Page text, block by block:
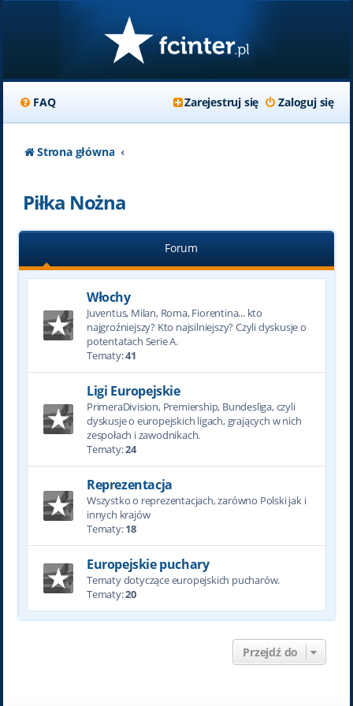
FAQ Zaloguj się
Zarejestruj się
Strona główna
Piłka Nożna
Forum
Włochy
Juventus, Milan, Roma, Fiorentina... kto
najgroźniejszy? Kto najsilniejszy? Czyli dyskusje o
potentatach Serie A.
Tematy:41
Ligi Europejskie
PrimeraDivision, Premiership, Bundesliga, czyli
dyskusje o europejskich ligach, grających w nich
zespołach i zawodnikach.
Tematy:24
Reprezentacja
Wszystko o reprezentacjach, zarówno Polski jak i
innych krajów
Tematy:18
Europejskie puchary
Tematy dotyczące europejskich pucharów.
Tematy:20
Przejdź do